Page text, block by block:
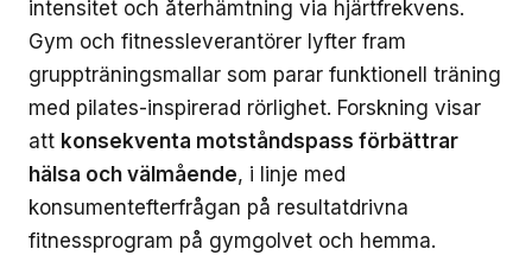
intensitet och återhämtning via hjärtfrekvens.
Gym och fitnessleverantörer lyfter fram
gruppträningsmallar som parar funktionell träning
med pilates-inspirerad rörlighet. Forskning visar
att konsekventa motståndspass förbättrar
hälsa och välmående, i linje med
konsumentefterfrågan på resultatdrivna
fitnessprogram på gymgolvet och hemma.